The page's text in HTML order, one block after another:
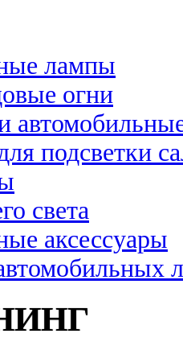
лампы
огни
подсветки
света
аксессуары